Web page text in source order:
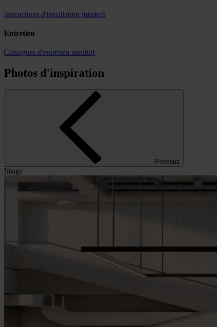
Instructions d'installation minituft
Entretien
Consignes d'entretien minituft
Photos d'inspiration
Previous
Image